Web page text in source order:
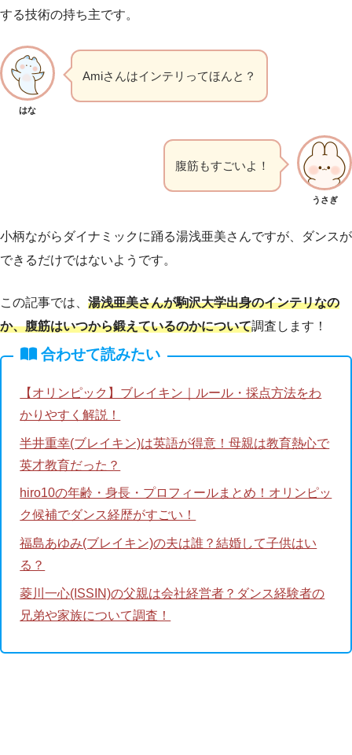
する技術の持ち主です。
はな
Amiさんはインテリってほんと？
うさぎ
腹筋もすごいよ！
小柄ながらダイナミックに踊る湯浅亜美さんですが、ダンスが
できるだけではないようです。
この記事では、 湯浅亜美さんが駒沢大学出身のインテリなの
か、腹筋はいつから鍛えているのかについて調査します！
合わせて読みたい
【オリンピック】ブレイキン｜ルール・採点方法をわ
かりやすく解説！
半井重幸(ブレイキン)は英語が得意！母親は教育熱心で
英才教育だった？
hiro10の年齢・身長・プロフィールまとめ！オリンピッ
ク候補でダンス経歴がすごい！
福島あゆみ(ブレイキン)の夫は誰？結婚して子供はい
る？
菱川一心(ISSIN)の父親は会社経営者？ダンス経験者の
兄弟や家族について調査！